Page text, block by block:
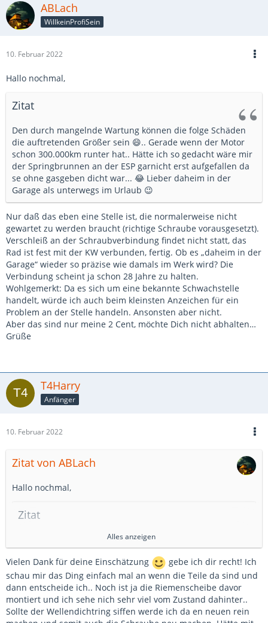
ABLach
WillkeinProfiSein
10. Februar 2022
Hallo nochmal,
Zitat
Den durch mangelnde Wartung können die folge Schäden
die auftretenden Größer sein 😄.. Gerade wenn der Motor
schon 300.000km runter hat.. Hätte ich so gedacht wäre mir
der Springbrunnen an der ESP garnicht erst aufgefallen da
se ohne gasgeben dicht war... 😂 Lieber daheim in der
Garage als unterwegs im Urlaub 😉
Nur daß das eben eine Stelle ist, die normalerweise nicht
gewartet zu werden braucht (richtige Schraube vorausgesetzt).
Verschleiß an der Schraubverbindung findet nicht statt, das
Rad ist fest mit der KW verbunden, fertig. Ob es „daheim in der
Garage“ wieder so präzise wie damals im Werk wird? Die
Verbindung scheint ja schon 28 Jahre zu halten.
Wohlgemerkt: Da es sich um eine bekannte Schwachstelle
handelt, würde ich auch beim kleinsten Anzeichen für ein
Problem an der Stelle handeln. Ansonsten aber nicht.
Aber das sind nur meine 2 Cent, möchte Dich nicht abhalten…
Grüße
T4Harry
Anfänger
10. Februar 2022
Zitat von ABLach
Hallo nochmal,
Zitat
Den durch mangelnde Wartung können die folge
Schäden die auftretenden Größer sein 😄.. Gerade wenn
der Motor schon 300.000km runter hat.. Hätte ich so
gedacht wäre mir der Springbrunnen an der ESP garnicht
erst aufgefallen da se ohne gasgeben dicht war... 😂
Lieber daheim in der Garage als unterwegs im Urlaub 😉
Alles anzeigen
Vielen Dank für deine Einschätzung
gebe ich dir recht! Ich
schau mir das Ding einfach mal an wenn die Teile da sind und
dann entscheide ich.. Noch ist ja die Riemenscheibe davor
montiert und ich sehe nich sehr viel vom Zustand dahinter..
Sollte der Wellendichtring siffen werde ich da en neuen rein